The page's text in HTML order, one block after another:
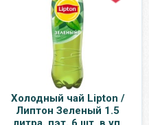
Холодный чай Lipton /
Липтон Зеленый 1.5